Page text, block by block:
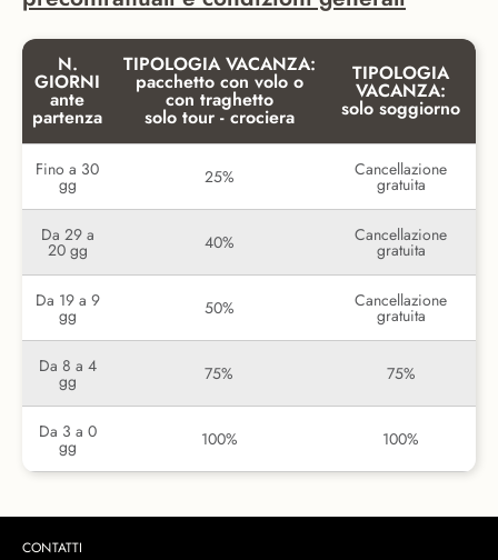
N.
GIORNI
ante
partenza
TIPOLOGIA VACANZA:
pacchetto con volo o
con traghetto
solo tour - crociera
TIPOLOGIA
VACANZA:
solo soggiorno
Fino a 30
gg 25% Cancellazione
gratuita
Da 29 a
20 gg 40% Cancellazione
gratuita
Da 19 a 9
gg 50% Cancellazione
gratuita
Da 8 a 4
gg 75% 75%
Da 3 a 0
gg 100% 100%
CONTATTI